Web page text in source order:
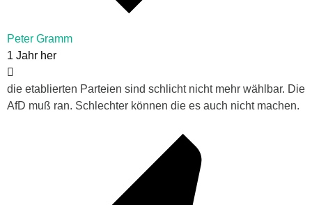
Peter Gramm
1 Jahr her
die etablierten Parteien sind schlicht nicht mehr wählbar. Die
AfD muß ran. Schlechter können die es auch nicht machen.